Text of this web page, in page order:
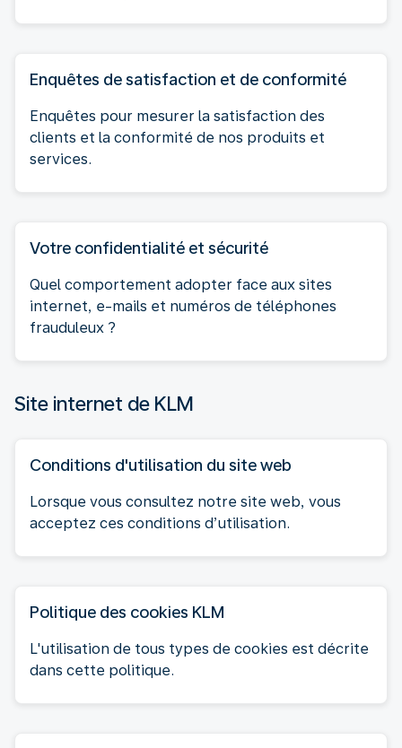
Enquêtes de satisfaction et de conformité
Enquêtes pour mesurer la satisfaction des
clients et la conformité de nos produits et
services.
Votre confidentialité et sécurité
Quel comportement adopter face aux sites
internet, e-mails et numéros de téléphones
frauduleux ?
Site internet de KLM
Conditions d'utilisation du site web
Lorsque vous consultez notre site web, vous
acceptez ces conditions d’utilisation.
Politique des cookies KLM
L'utilisation de tous types de cookies est décrite
dans cette politique.